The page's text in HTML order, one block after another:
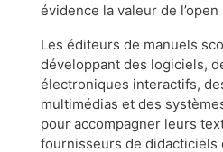
évidence la valeur de l’open
Les éditeurs de manuels
développant des logiciels,
électroniques interactifs,
multimédias et des
pour accompagner leurs
fournisseurs de didacticiels